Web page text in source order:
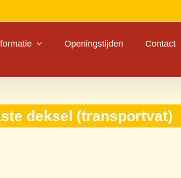
Openingstijden Contact
deksel (transportvat)